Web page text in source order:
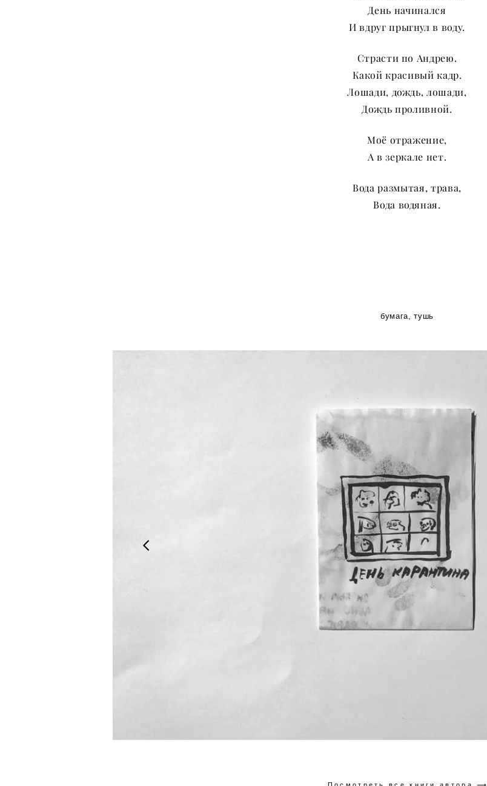
День начинался
И вдруг прыгнул в воду.
Страсти по Андрею.
Какой красивый кадр.
Лошади, дождь, лошади,
Дождь проливной.
Моё отражение,
А в зеркале нет.
Вода размытая, трава,
Вода водяная.
бумага, тушь